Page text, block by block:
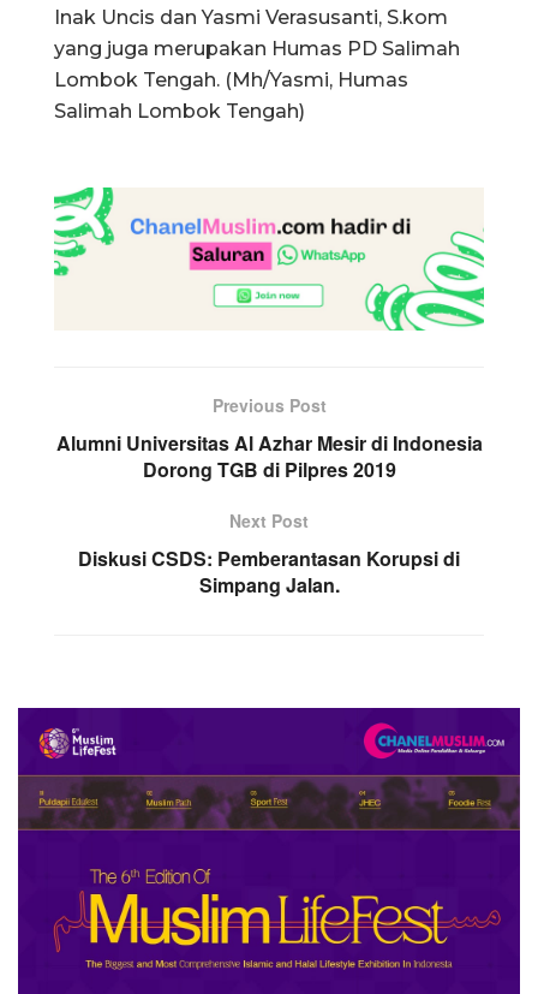
Inak Uncis dan Yasmi Verasusanti, S.kom
yang juga merupakan Humas PD Salimah
Lombok Tengah. (Mh/Yasmi, Humas
Salimah Lombok Tengah)
Previous Post
Alumni Universitas Al Azhar Mesir di Indonesia
Dorong TGB di Pilpres 2019
Next Post
Diskusi CSDS: Pemberantasan Korupsi di
Simpang Jalan.